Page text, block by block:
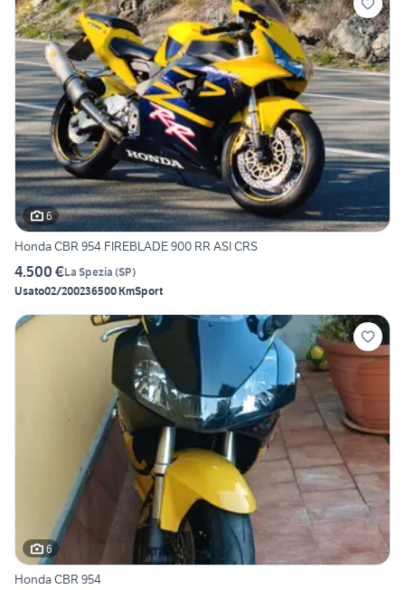
6
Honda CBR 954 FIREBLADE 900 RR ASI CRS
4.500 €La Spezia (SP)
Usato02/200236500 KmSport
6
Honda CBR 954